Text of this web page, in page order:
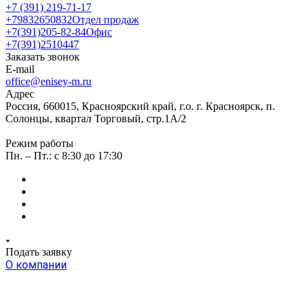
+7 (391) 219-71-17
+79832650832Отдел продаж
+7(391)205-82-84Офис
+7(391)2510447
Заказать звонок
E-mail
office@enisey-m.ru
Адрес
Россия, 660015, Красноярский край, г.о. г. Красноярск, п.
Солонцы, квартал Торговый, стр.1А/2
Режим работы
Пн. – Пт.: c 8:30 до 17:30
Подать заявку
О компании